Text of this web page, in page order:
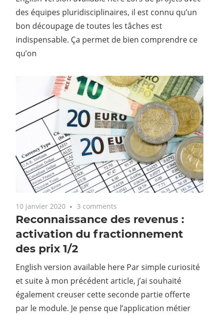
des équipes pluridisciplinaires, il est connu qu’un
bon découpage de toutes les tâches est
indispensable. Ça permet de bien comprendre ce
qu’on
10 janvier 2020 3 comments
Reconnaissance des revenus :
activation du fractionnement
des prix 1/2
English version available here Par simple curiosité
et suite à mon précédent article, j’ai souhaité
également creuser cette seconde partie offerte
par le module. Je pense que l’application métier